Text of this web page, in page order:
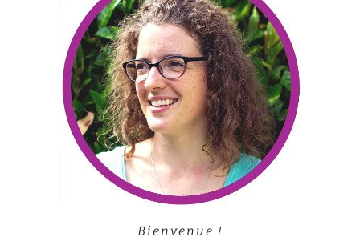
Bienvenue !